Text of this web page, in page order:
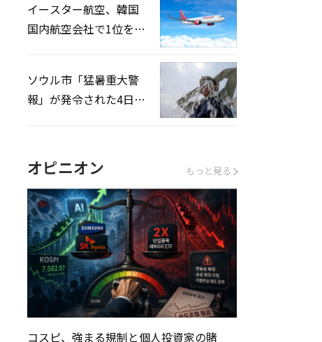
イースター航空、韓国
国内航空会社で1位を記
ソウル市「猛暑重大警
報」が発令された4日、
オピニオン もっと見る
コスピ、強まる規制と個人投資家の賭